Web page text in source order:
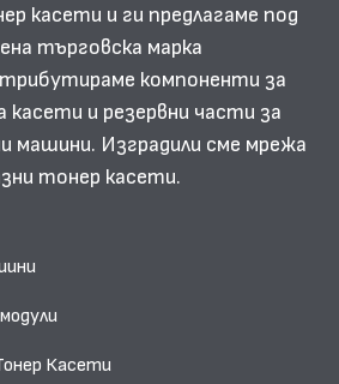
касети и ги предлагаме под
търговска марка
компоненти за
касети и резервни части за
машини. Изградили сме мрежа
тонер касети.
Касети